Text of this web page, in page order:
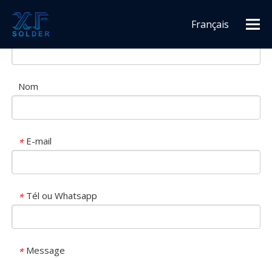
Français
Demande de produit
Nom de l'entreprise
Nom
* E-mail
* Tél ou Whatsapp
* Message